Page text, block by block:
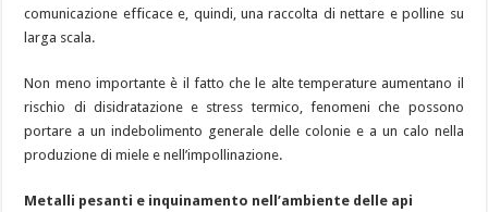
comunicazione efficace e, quindi, una raccolta di nettare e polline su
larga scala.
Non meno importante è il fatto che le alte temperature aumentano il
rischio di disidratazione e stress termico, fenomeni che possono
portare a un indebolimento generale delle colonie e a un calo nella
produzione di miele e nell’impollinazione.
Metalli pesanti e inquinamento nell’ambiente delle api